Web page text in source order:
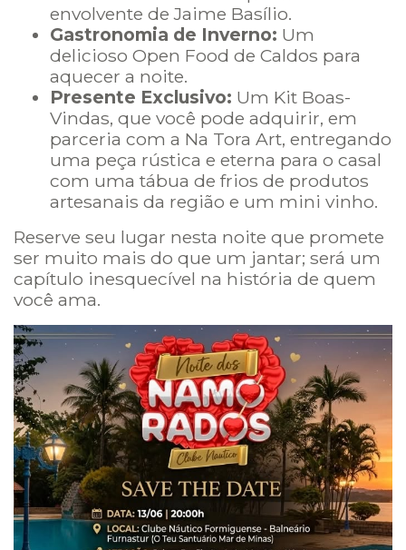
envolvente de Jaime Basílio.
Gastronomia de Inverno: Um
delicioso Open Food de Caldos para
aquecer a noite.
Presente Exclusivo: Um Kit Boas-
Vindas, que você pode adquirir, em
parceria com a Na Tora Art, entregando
uma peça rústica e eterna para o casal
com uma tábua de frios de produtos
artesanais da região e um mini vinho.
Reserve seu lugar nesta noite que promete
ser muito mais do que um jantar; será um
capítulo inesquecível na história de quem
você ama.